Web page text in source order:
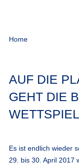
Home
AUF DIE
GEHT DIE
Es ist endlich wieder
29. bis 30. April 2017